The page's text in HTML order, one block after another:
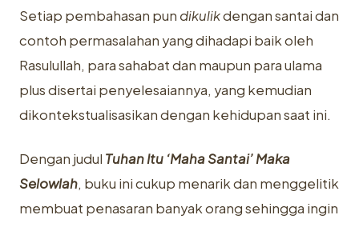
Setiap pembahasan pun dikulikdengan santai dan
contoh permasalahan yang dihadapi baik oleh
Rasulullah, para sahabat dan maupun para ulama
plus disertai penyelesaiannya, yang kemudian
dikontekstualisasikan dengan kehidupan saat ini.
Dengan judul Tuhan Itu ‘Maha Santai’ Maka
Selowlah, buku ini cukup menarik dan menggelitik
membuat penasaran banyak orang sehingga ingin